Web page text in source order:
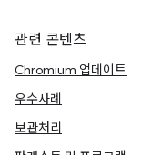
관련 콘텐츠
Chromium 업데이트
우수사례
보관처리